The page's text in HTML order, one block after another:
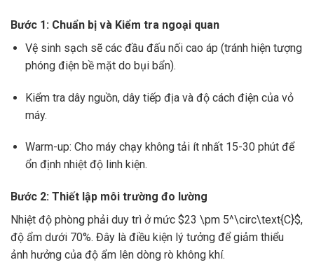
Bước 1: Chuẩn bị và Kiểm tra ngoại quan
Vệ sinh sạch sẽ các đầu đấu nối cao áp (tránh hiện tượng
phóng điện bề mặt do bụi bẩn).
Kiểm tra dây nguồn, dây tiếp địa và độ cách điện của vỏ
máy.
Warm-up: Cho máy chạy không tải ít nhất 15-30 phút để
ổn định nhiệt độ linh kiện.
Bước 2: Thiết lập môi trường đo lường
Nhiệt độ phòng phải duy trì ở mức $23 \pm 5^\circ\text{C}$,
độ ẩm dưới 70%. Đây là điều kiện lý tưởng để giảm thiểu
ảnh hưởng của độ ẩm lên dòng rò không khí.